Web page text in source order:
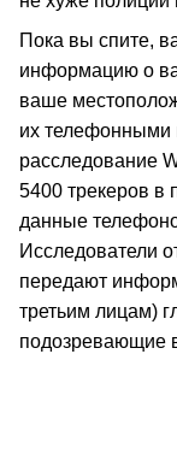
Пока вы спите,
информацию о
ваше
их телефонными
расследование
5400 трекеров в
данные
Исследователи
передают
третьим лицам)
подозревающие